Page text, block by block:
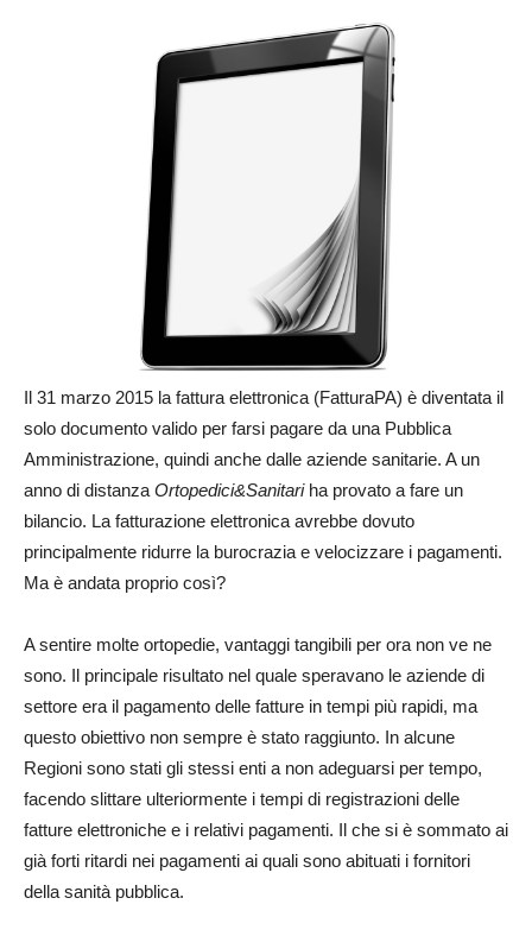
Il 31 marzo 2015 la fattura elettronica (FatturaPA) è diventata il
solo documento valido per farsi pagare da una Pubblica
Amministrazione, quindi anche dalle aziende sanitarie. A un
anno di distanza Ortopedici&Sanitariha provato a fare un
bilancio. La fatturazione elettronica avrebbe dovuto
principalmente ridurre la burocrazia e velocizzare i pagamenti.
Ma è andata proprio così?
A sentire molte ortopedie, vantaggi tangibili per ora non ve ne
sono. Il principale risultato nel quale speravano le aziende di
settore era il pagamento delle fatture in tempi più rapidi, ma
questo obiettivo non sempre è stato raggiunto. In alcune
Regioni sono stati gli stessi enti a non adeguarsi per tempo,
facendo slittare ulteriormente i tempi di registrazioni delle
fatture elettroniche e i relativi pagamenti. Il che si è sommato ai
già forti ritardi nei pagamenti ai quali sono abituati i fornitori
della sanità pubblica.